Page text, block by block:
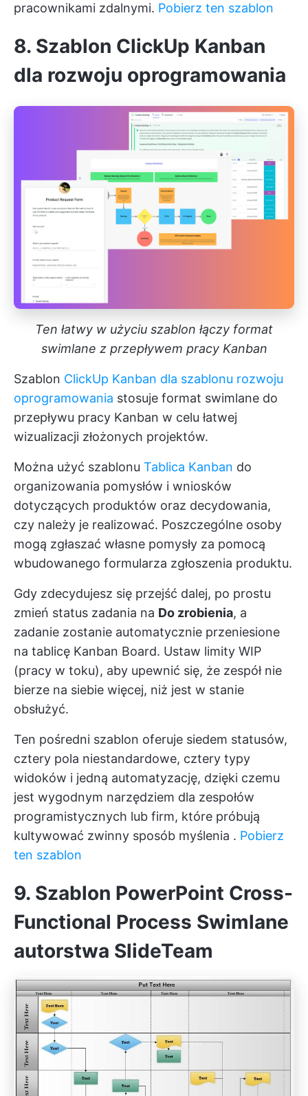
pracownikami zdalnymi. Pobierz ten szablon
8. Szablon ClickUp Kanban
dla rozwoju oprogramowania
Ten łatwy w użyciu szablon łączy format
swimlane z przepływem pracy Kanban
Szablon ClickUp Kanban dla szablonu rozwoju
oprogramowania stosuje format swimlane do
przepływu pracy Kanban w celu łatwej
wizualizacji złożonych projektów.
Można użyć szablonu Tablica Kanban do
organizowania pomysłów i wniosków
dotyczących produktów oraz decydowania,
czy należy je realizować. Poszczególne osoby
mogą zgłaszać własne pomysły za pomocą
wbudowanego formularza zgłoszenia produktu.
Gdy zdecydujesz się przejść dalej, po prostu
zmień status zadania na Do zrobienia, a
zadanie zostanie automatycznie przeniesione
na tablicę Kanban Board. Ustaw limity WIP
(pracy w toku), aby upewnić się, że zespół nie
bierze na siebie więcej, niż jest w stanie
obsłużyć.
Ten pośredni szablon oferuje siedem statusów,
cztery pola niestandardowe, cztery typy
widoków i jedną automatyzację, dzięki czemu
jest wygodnym narzędziem dla zespołów
programistycznych lub firm, które próbują
kultywować zwinny sposób myślenia . Pobierz
ten szablon
9. Szablon PowerPoint Cross-
Functional Process Swimlane
autorstwa SlideTeam